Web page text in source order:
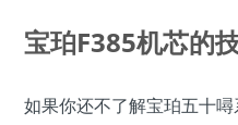
宝珀F385机芯的
如果你还不了解宝珀五十